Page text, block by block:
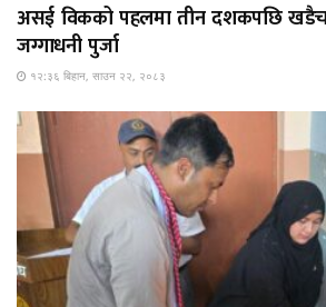
असई विकको पहलमा तीन दशकपछि खडैचा
जग्गाधनी पुर्जा
१२:३६ बिहान, साउन २२, २०८३